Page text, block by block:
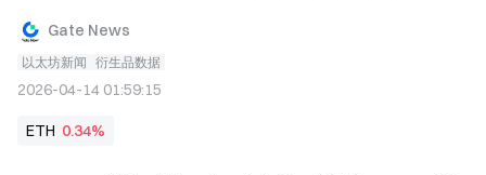
Gate News
以太坊新闻 衍生品数据
2026-04-14 01:59:15
ETH 0.34%